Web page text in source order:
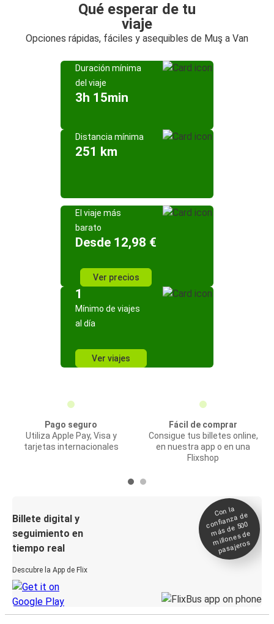
Qué esperar de tu
viaje
Opciones rápidas, fáciles y asequibles de Muş a Van
Duración mínima
del viaje
3h 15min
Distancia mínima
251 km
El viaje más
barato
Desde 12,98 €
Ver precios
1
Mínimo de viajes
al día
Ver viajes
Pago seguro
Utiliza Apple Pay, Visa y
tarjetas internacionales
Fácil de comprar
Consigue tus billetes online,
en nuestra app o en una
Flixshop
Billete digital y
seguimiento en
tiempo real
Descubre la App de Flix
Con la
confianza de
más de 500
millones de
pasajeros